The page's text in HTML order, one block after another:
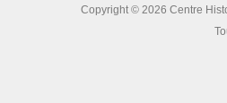
Copyright © 2026 Centre